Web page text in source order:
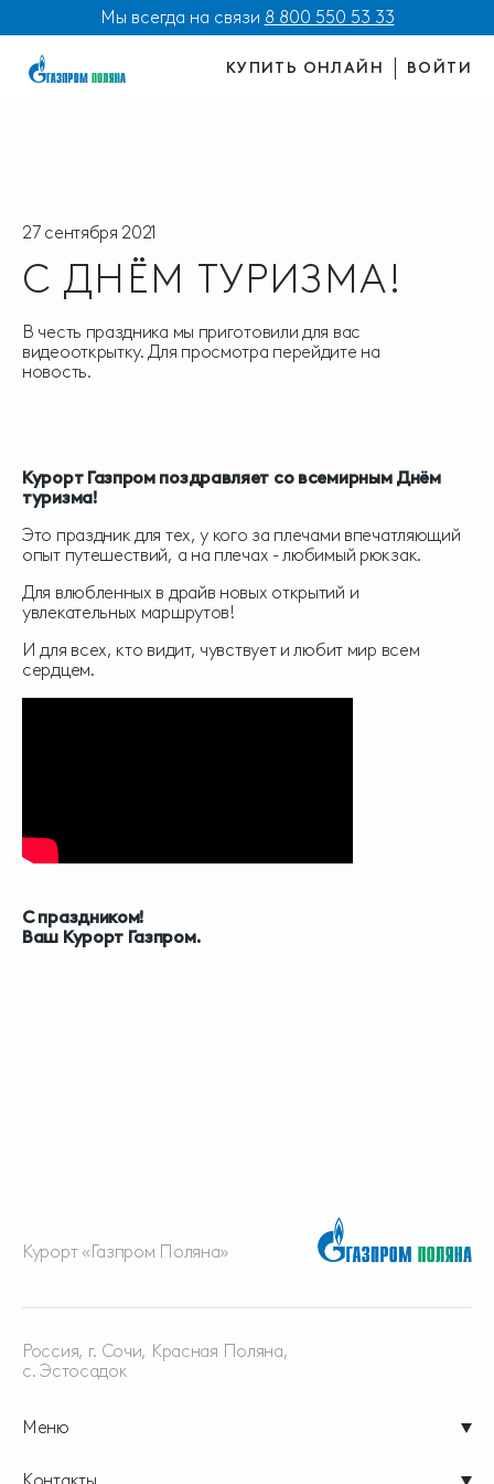
Мы всегда на связи 8 800 550 53 33
КУПИТЬ ОНЛАЙН ВОЙТИ
27 сентября 2021
С ДНЁМ ТУРИЗМА!
В честь праздника мы приготовили для вас
видеооткрытку. Для просмотра перейдите на
новость.
Курорт Газпром поздравляет со всемирным Днём
туризма!
Это праздник для тех, у кого за плечами впечатляющий
опыт путешествий, а на плечах - любимый рюкзак.
Для влюбленных в драйв новых открытий и
увлекательных маршрутов!
И для всех, кто видит, чувствует и любит мир всем
сердцем.
С праздником!
Ваш Курорт Газпром.
Курорт «Газпром Поляна»
Меню
Россия, г. Сочи, Красная Поляна,
с. Эстосадок
Контакты